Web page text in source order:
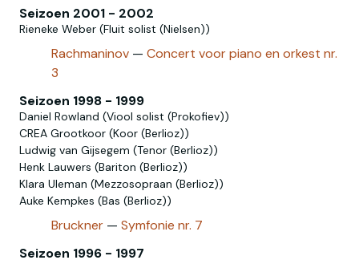
Seizoen 2001 - 2002
Rieneke Weber (Fluit solist (Nielsen‎))
Rachmaninov — Concert voor piano en orkest nr.
3
Seizoen 1998 - 1999
Daniel Rowland (Viool solist (Prokofiev))
CREA Grootkoor (Koor (Berlioz))
Ludwig van Gijsegem (Tenor (Berlioz))
Henk Lauwers (Bariton (Berlioz))
Klara Uleman (Mezzosopraan (Berlioz))
Auke Kempkes (Bas (Berlioz))
Bruckner — Symfonie nr. 7
Seizoen 1996 - 1997